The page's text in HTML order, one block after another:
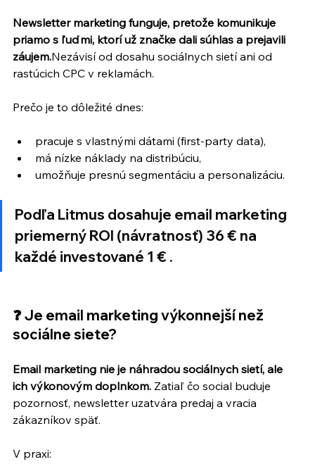
Newsletter marketing funguje, pretože komunikuje
priamo s ľuďmi, ktorí už značke dali súhlas a prejavili
záujem.Nezávisí od dosahu sociálnych sietí ani od
rastúcich CPC v reklamách.
Prečo je to dôležité dnes:
pracuje s vlastnými dátami (first-party data),
má nízke náklady na distribúciu,
umožňuje presnú segmentáciu a personalizáciu.
Podľa Litmus dosahuje email marketing
priemerný ROI (návratnosť) 36 € na
každé investované 1 € .
❓ Je email marketing výkonnejší než
sociálne siete?
Email marketing nie je náhradou sociálnych sietí, ale
ich výkonovým doplnkom. Zatiaľ čo social buduje
pozornosť, newsletter uzatvára predaj a vracia
zákazníkov späť.
V praxi: